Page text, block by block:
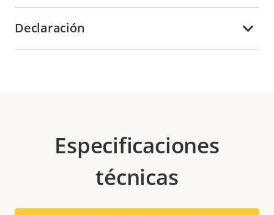
Declaración
Especificaciones
técnicas